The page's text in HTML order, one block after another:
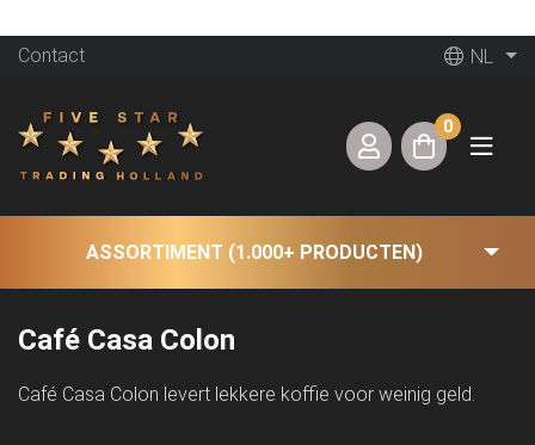
Contact NL
0
ASSORTIMENT (1.000+ PRODUCTEN)
Café Casa Colon
Café Casa Colon levert lekkere koffie voor weinig geld.